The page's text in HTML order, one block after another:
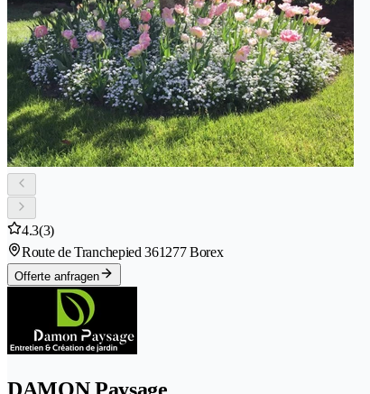
4.3(3)
Route de Tranchepied 361277 Borex
Offerte anfragen
DAMON Paysage